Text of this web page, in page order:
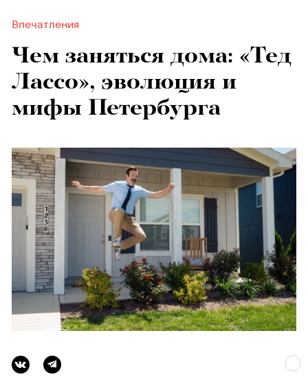
Впечатления
Чем заняться дома: «Тед
Лассо», эволюция и
мифы Петербурга